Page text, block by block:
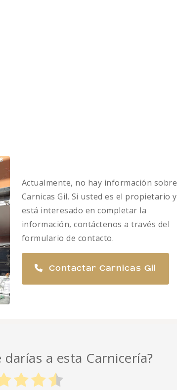
Actualmente, no hay información sobre
Carnicas Gil. Si usted es el propietario y
está interesado en completar la
información, contáctenos a través del
formulario de contacto.
Contactar Carnicas Gil
a esta Carnicería?